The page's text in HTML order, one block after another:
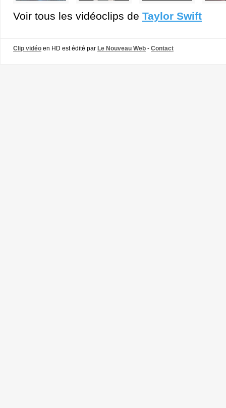
Voir tous les vidéoclips de Taylor Swift
Clip vidéo en HD est édité par Le Nouveau Web - Contact